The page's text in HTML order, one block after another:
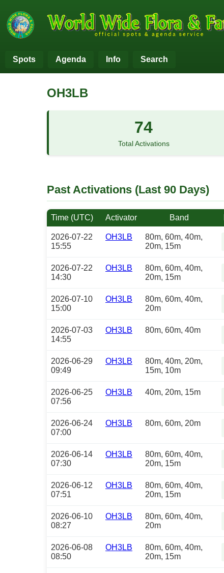
Spots Agenda Info Search
OH3LB
74
Total Activations
Past Activations (Last 90 Days)
Time (UTC) Activator Band
2026-07-22
15:55
OH3LB
80m, 60m, 40m,
20m, 15m
2026-07-22
14:30
OH3LB
80m, 60m, 40m,
20m, 15m
2026-07-10
15:00
OH3LB
80m, 60m, 40m,
20m
2026-07-03
14:55
OH3LB 80m, 60m, 40m
2026-06-29
09:49
OH3LB
80m, 40m, 20m,
15m, 10m
2026-06-25
07:56
OH3LB 40m, 20m, 15m
2026-06-24
07:00
OH3LB 80m, 60m, 20m
2026-06-14
07:30
OH3LB
80m, 60m, 40m,
20m, 15m
2026-06-12
07:51
OH3LB
80m, 60m, 40m,
20m, 15m
2026-06-10
08:27
OH3LB
80m, 60m, 40m,
20m
2026-06-08
08:50
OH3LB
80m, 60m, 40m,
20m, 15m